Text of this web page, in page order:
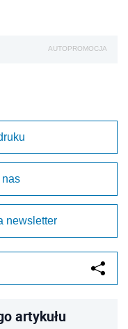
AUTOPROMOCJA
nas
newsletter
artykułu